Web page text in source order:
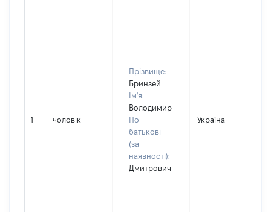
1 чоловік
Прізвище:
Бринзей
Ім'я:
Володимир
По
батькові
(за
наявності):
Дмитрович
Україна